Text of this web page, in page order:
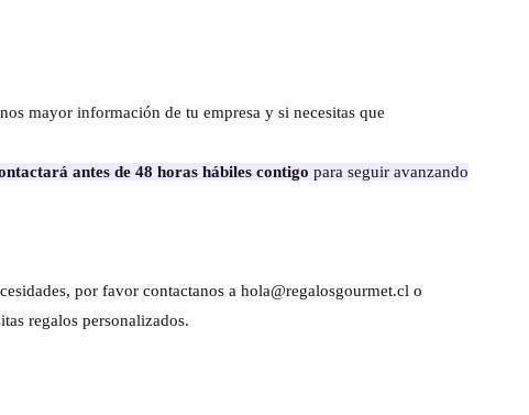
mayor información de tu empresa y si necesitas que
antes de 48 horas hábiles contigo para seguir avanzando
por favor contactanos a hola@regalosgourmet.cl o
regalos personalizados.